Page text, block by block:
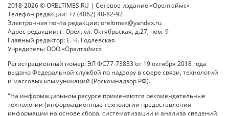
2018-2026 © ORELTIMES.RU | Сетевое издание «Орелтаймс»
Телефон редакции: +7 (4862) 48-82-92
Электронная почта редакции: oreltimes@yandex.ru
Адрес редакции: г. Орел, ул. Октябрьская, д.27, пом. 9
Главный редактор: Е. Н. Годлевская
Учредитель: ООО «Орелтаймс»
Регистрационный номер: ЭЛ ФС77-73833 от 19 октября 2018 года
выдано Федеральной службой по надзору в сфере связи, технологий
и массовых коммуникаций (Роскомнадзор РФ).
"На информационном ресурсе применяются рекомендательные
технологии (информационные технологии предоставления
информации на основе сбора, систематизации и анализа сведений,